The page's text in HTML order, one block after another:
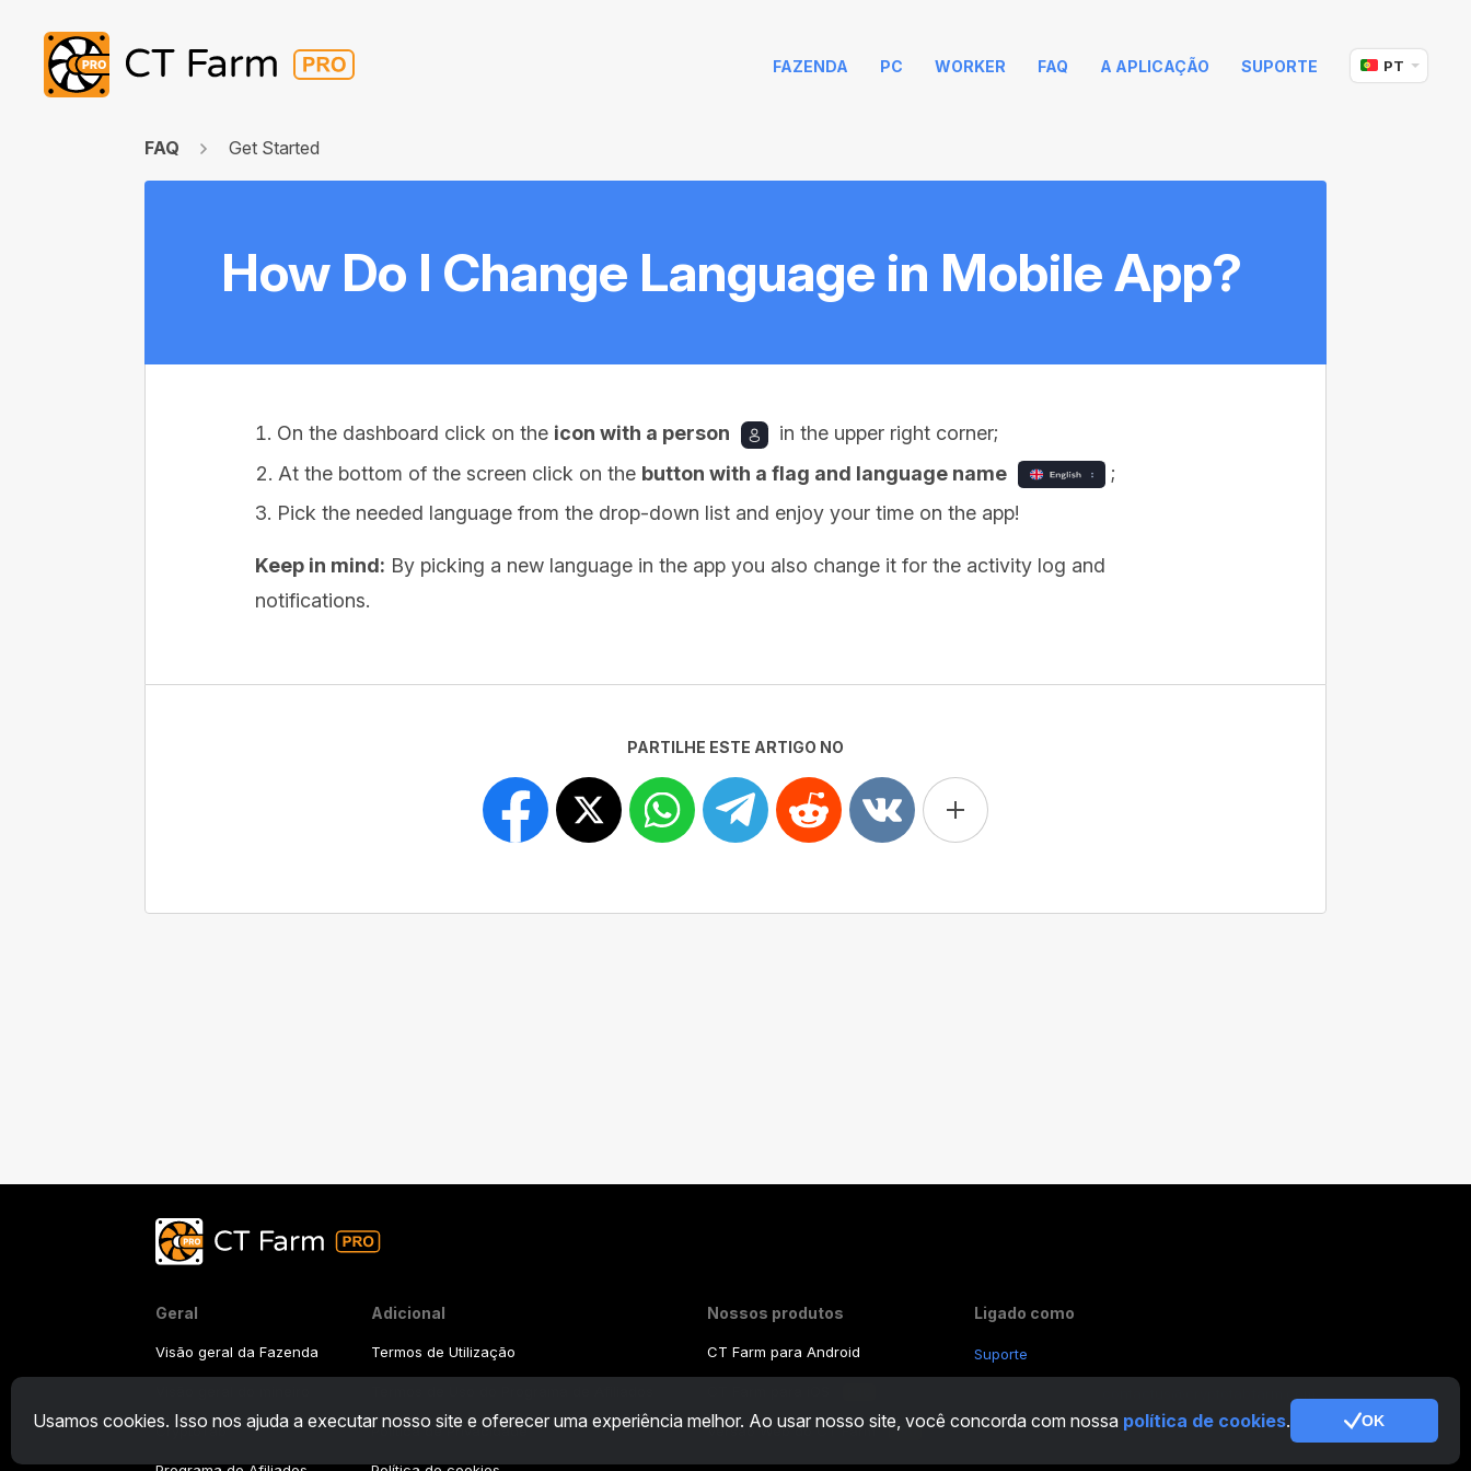
FAZENDA PC WORKER FAQ A APLICAÇÃO SUPORTE PT
FAQ Get Started
How Do I Change Language in Mobile App?
On the dashboard click on the icon with a person
in the upper right corner;
At the bottom of the screen click on the button with a flag and language name
;
Pick the needed language from the drop-down list and enjoy your time on the app!
Keep in mind: By picking a new language in the app you also change it for the activity log and
notifications.
PARTILHE ESTE ARTIGO NO
Usamos cookies. Isso nos ajuda a executar nosso site e oferecer uma experiência melhor. Ao usar nosso site, você concorda com nossa política de cookies. OK
Geral
Visão geral da Fazenda
CryptoTab
Adicional
Termos de Utilização
Política de Privacidade
Nossos produtos
CT Farm para Android
Versão Web do CT Farm PRO
Ligado como
Suporte